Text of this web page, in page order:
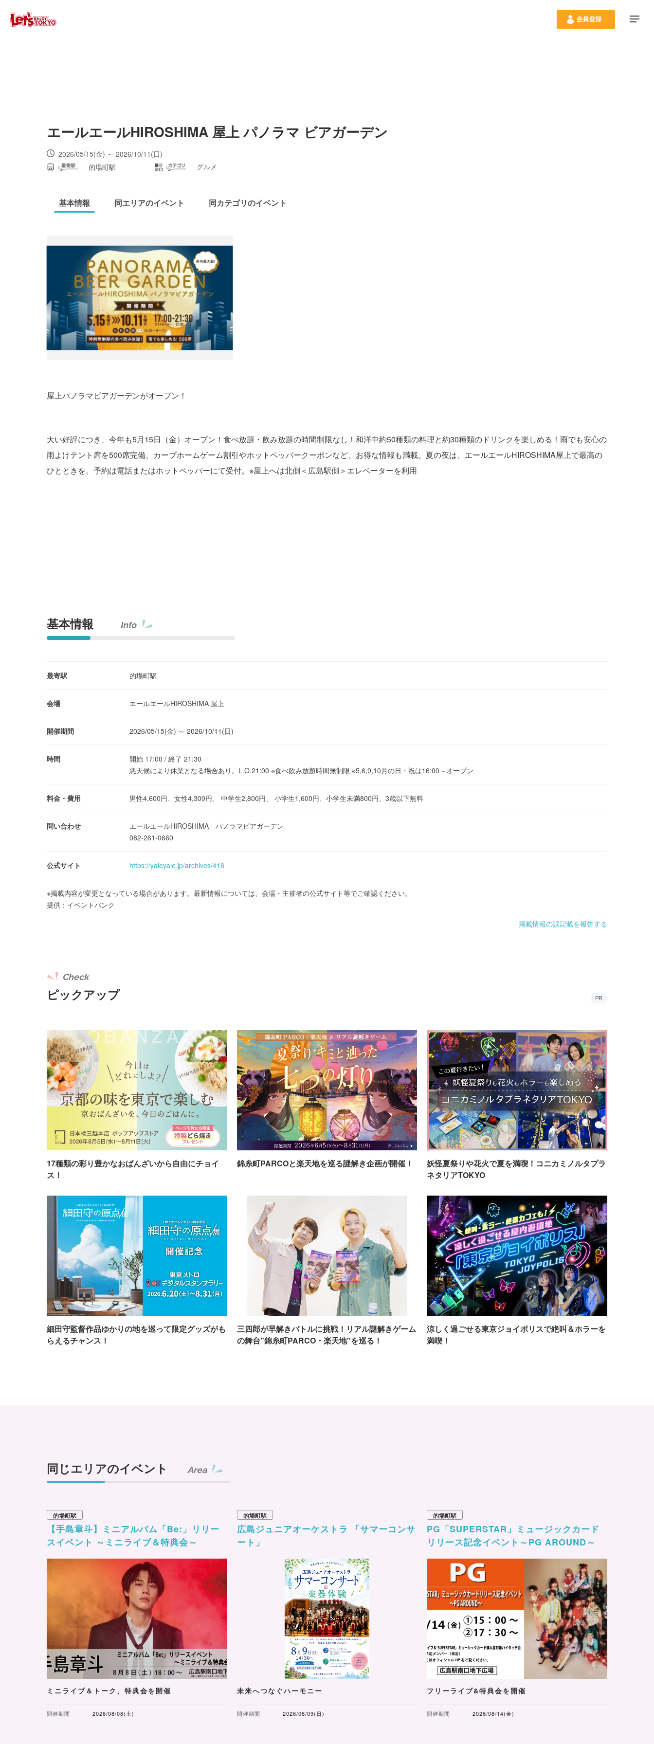
エールエールHIROSHIMA 屋上 パノラマ ビアガーデン
2026/05/15(金) ～ 2026/10/11(日)
的場町駅
グルメ
基本情報 同エリアのイベント 同カテゴリのイベント
屋上パノラマビアガーデンがオープン！
大い好評につき、今年も5月15日（金）オープン！食べ放題・飲み放題の時間制限なし！和洋中約50種類の料理と約30種類のドリンクを楽しめる！雨でも安心の
雨よけテント席を500席完備、カープホームゲーム割引やホットペッパークーポンなど、お得な情報も満載。夏の夜は、エールエールHIROSHIMA屋上で最高の
ひとときを。予約は電話またはホットペッパーにて受付。※屋上へは北側＜広島駅側＞エレベーターを利用
基本情報 Info
最寄駅 的場町駅
会場 エールエールHIROSHIMA 屋上
開催期間 2026/05/15(金) ～ 2026/10/11(日)
時間
開始 17:00 / 終了 21:30
悪天候により休業となる場合あり。L.O.21:00 ※食べ飲み放題時間無制限 ※5,6,9,10月の日・祝は16:00～オープン
料金・費用 男性4,600円、女性4,300円、 中学生2,800円、 小学生1,600円、小学生未満800円、3歳以下無料
問い合わせ
エールエールHIROSHIMA パノラマビアガーデン
082-261-0660
公式サイト https://yaleyale.jp/archives/416
※掲載内容が変更となっている場合があります。最新情報については、会場・主催者の公式サイト等でご確認ください。
提供：イベントバンク
掲載情報の誤記載を報告する
ピックアップ
Check
PR
17種類の彩り豊かなおばんざいから自由にチョイ
ス！
錦糸町PARCOと楽天地を巡る謎解き企画が開催！
妖怪夏祭りや花火で夏を満喫！コニカミノルタプラ
ネタリアTOKYO
細田守監督作品ゆかりの地を巡って限定グッズがも
らえるチャンス！
三四郎が早解きバトルに挑戦！リアル謎解きゲーム
の舞台"錦糸町PARCO・楽天地"を巡る！
涼しく過ごせる東京ジョイポリスで絶叫＆ホラーを
満喫！
同じエリアのイベント Area
的場町駅
【手島章斗】ミニアルバム「Be:」リリー
スイベント ～ミニライブ＆特典会～
ミニライブ＆トーク、特典会を開催
開催期間 2026/08/08(土)
的場町駅
広島ジュニアオーケストラ 「サマーコンサ
ート」
未来へつなぐハーモニー
開催期間 2026/08/09(日)
的場町駅
PG「SUPERSTAR」ミュージックカード
リリース記念イベント～PG AROUND～
フリーライブ&特典会を開催
開催期間 2026/08/14(金)